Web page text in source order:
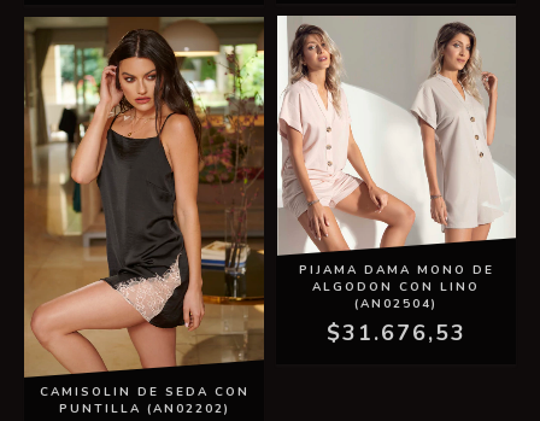
CAMISOLIN DE SEDA CON
PUNTILLA (AN02202)
PIJAMA DAMA MONO DE
ALGODON CON LINO
(AN02504)
$31.676,53